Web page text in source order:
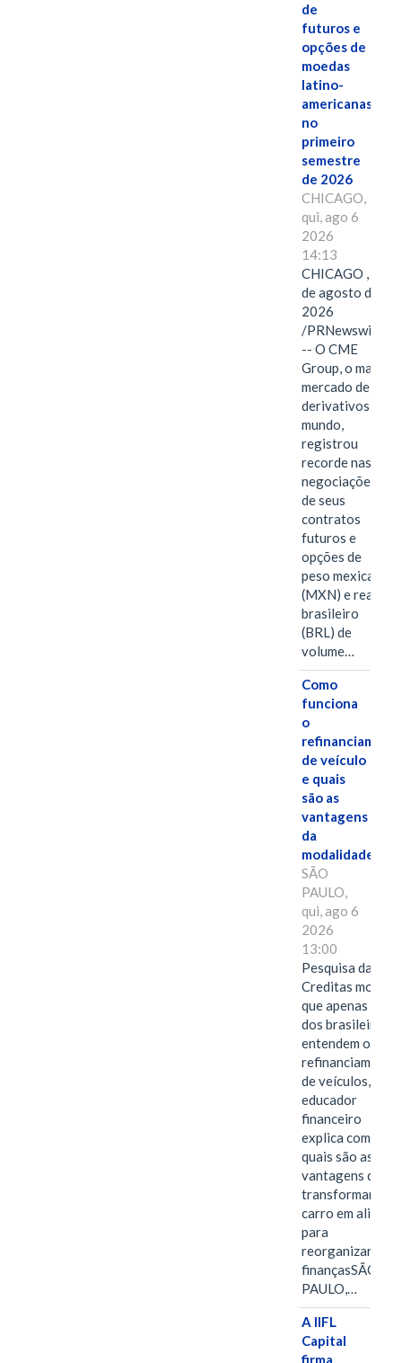
de
futuros e
opções de
moedas
latino-
americanas
no
primeiro
semestre
de 2026
CHICAGO,
qui, ago 6
2026
14:13
CHICAGO , 6
de agosto de
2026
/PRNewswire/
-- O CME
Group, o maior
mercado de
derivativos do
mundo,
registrou
recorde nas
negociações
de seus
contratos
futuros e
opções de
peso mexicano
(MXN) e real
brasileiro
(BRL) de
volume…
Como
funciona
o
de veículo
e quais
são as
vantagens
da
modalidade?
SÃO
PAULO,
qui, ago 6
2026
13:00
Pesquisa da
Creditas mostra
que apenas 28%
dos brasileiros
entendem o
refinanciamento
de veículos,
educador
financeiro
explica como e
quais são as
vantagens de
transformar o
carro em aliado
para
reorganizar as
finançasSÃO
PAULO,…
A IIFL
Capital
firma